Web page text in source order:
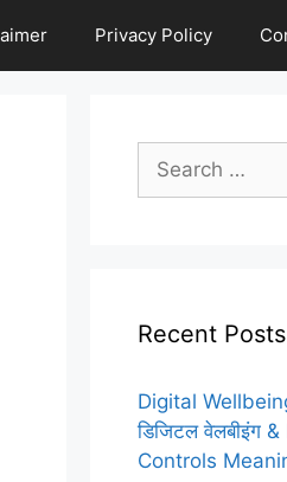
Privacy Policy
Search
for:
Recent Posts
Digital
डिजिटल वेलबीइंग
Controls